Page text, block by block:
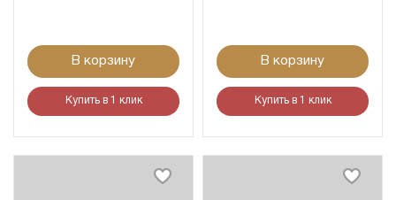
В корзину
Купить в 1 клик
В корзину
Купить в 1 клик